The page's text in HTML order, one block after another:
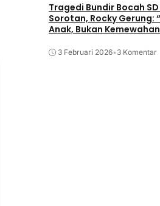
Tragedi Bundir Bocah SD
Sorotan, Rocky Gerung:
Anak, Bukan
3 Februari 2026• 3 Komentar